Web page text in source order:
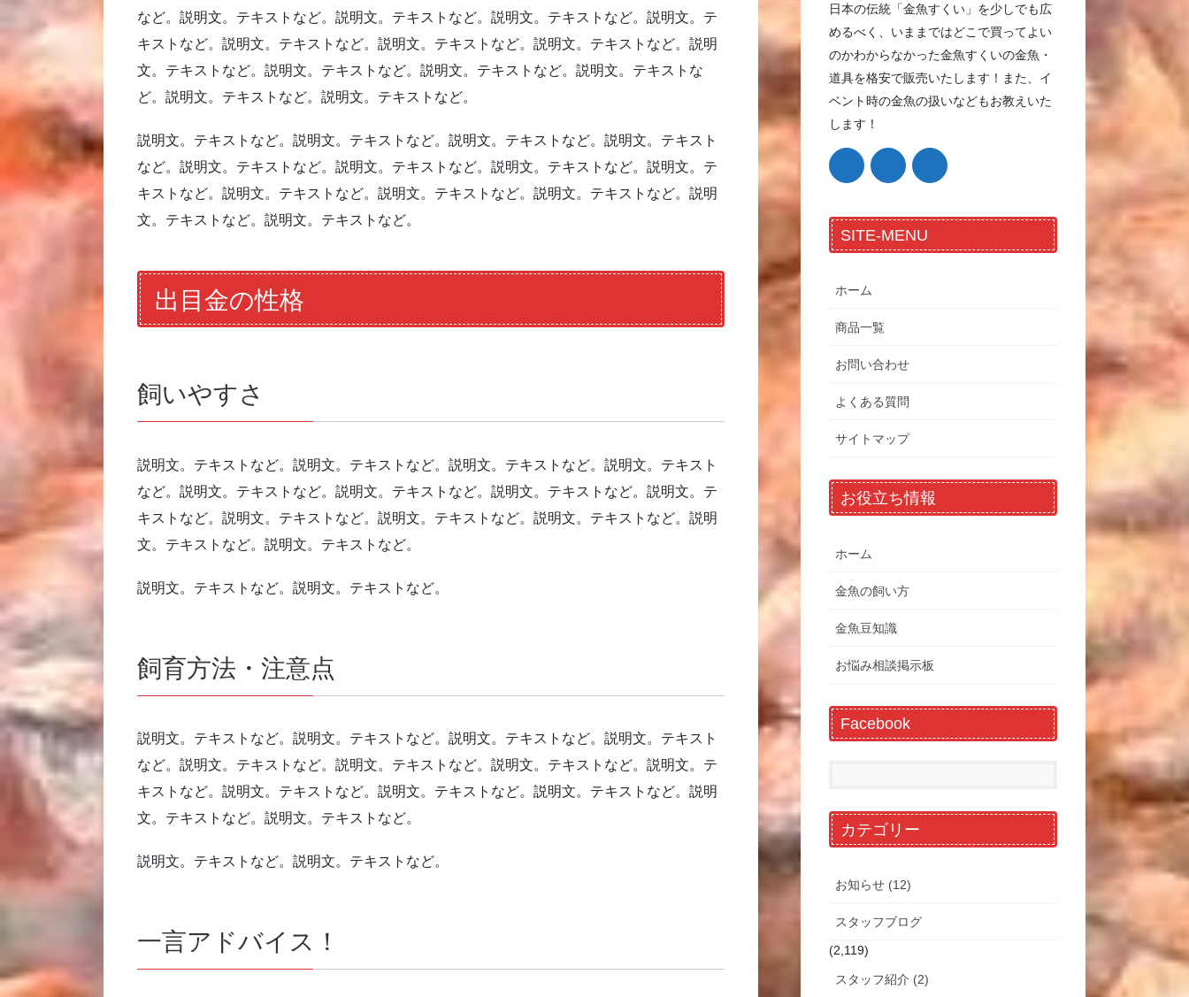
など。説明文。テキストなど。説明文。テキストなど。説明文。テキストなど。説明文。テ
キストなど。説明文。テキストなど。説明文。テキストなど。説明文。テキストなど。説明
文。テキストなど。説明文。テキストなど。説明文。テキストなど。説明文。テキストな
ど。説明文。テキストなど。説明文。テキストなど。
説明文。テキストなど。説明文。テキストなど。説明文。テキストなど。説明文。テキスト
など。説明文。テキストなど。説明文。テキストなど。説明文。テキストなど。説明文。テ
キストなど。説明文。テキストなど。説明文。テキストなど。説明文。テキストなど。説明
文。テキストなど。説明文。テキストなど。
出目金の性格
飼いやすさ
説明文。テキストなど。説明文。テキストなど。説明文。テキストなど。説明文。テキスト
など。説明文。テキストなど。説明文。テキストなど。説明文。テキストなど。説明文。テ
キストなど。説明文。テキストなど。説明文。テキストなど。説明文。テキストなど。説明
文。テキストなど。説明文。テキストなど。
説明文。テキストなど。説明文。テキストなど。
飼育方法・注意点
説明文。テキストなど。説明文。テキストなど。説明文。テキストなど。説明文。テキスト
など。説明文。テキストなど。説明文。テキストなど。説明文。テキストなど。説明文。テ
キストなど。説明文。テキストなど。説明文。テキストなど。説明文。テキストなど。説明
文。テキストなど。説明文。テキストなど。
説明文。テキストなど。説明文。テキストなど。
一言アドバイス！
日本の伝統「金魚すくい」を少しでも広
めるべく、いままではどこで買ってよい
のかわからなかった金魚すくいの金魚・
道具を格安で販売いたします！また、イ
ベント時の金魚の扱いなどもお教えいた
します！
SITE-MENU
ホーム
商品一覧
お問い合わせ
よくある質問
サイトマップ
お役立ち情報
ホーム
金魚の飼い方
金魚豆知識
お悩み相談掲示板
Facebook
カテゴリー
お知らせ (12)
スタッフブログ
(2,119)
スタッフ紹介 (2)